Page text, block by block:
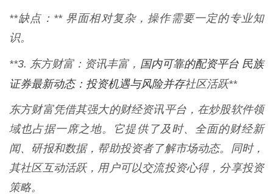
**缺点：** 界面相对复杂，操作需要一定的专业知
识。
**3. 东方财富：资讯丰富， 国内可靠的配资平台 民族
证券最新动态：投资机遇与风险并存社区活跃**
东方财富凭借其强大的财经资讯平台，在炒股软件领
域也占据一席之地。它提供了及时、全面的财经新
闻、研报和数据，帮助投资者了解市场动态。同时，
其社区互动活跃，用户可以交流投资心得，分享投资
策略。